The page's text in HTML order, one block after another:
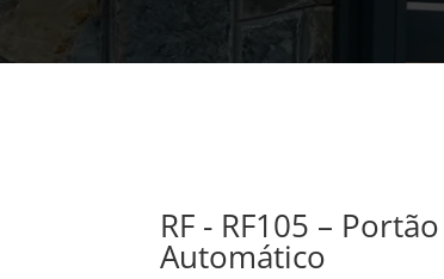
RF - RF105 –
Automático